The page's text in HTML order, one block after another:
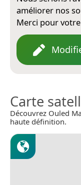
améliorer nos
Merci pour
Carte
Découvrez Ouled
haute définition.